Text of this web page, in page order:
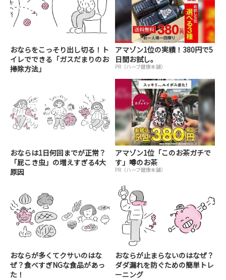
おならをこっそり出し切る！ト
イレでできる「ガスだまりのお
掃除方法」
アマゾン1位の実績！380円で5
日間お試し。
PR（ハーブ健康本舗）
おならは1日何回までが正常？
「屁こき虫」の増えすぎる4大
原因
アマゾン1位「このお茶ガチで
す」噂のお茶
PR（ハーブ健康本舗）
おならが多くてクサいのはな
ぜ？食べすぎNGな食品があっ
た！
おならが止まらないのはなぜ？
ダダ漏れを防ぐための簡単トレ
ーニング